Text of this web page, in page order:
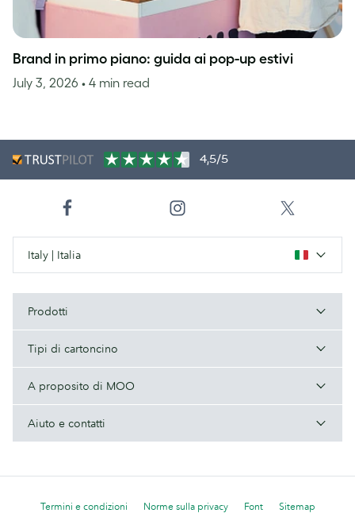
Brand in primo piano: guida ai pop-up estivi
July 3, 2026 • 4 min read
4,5/5
Italy | Italia
Prodotti
Tipi di cartoncino
A proposito di MOO
Aiuto e contatti
Termini e condizioni Norme sulla privacy Font Sitemap